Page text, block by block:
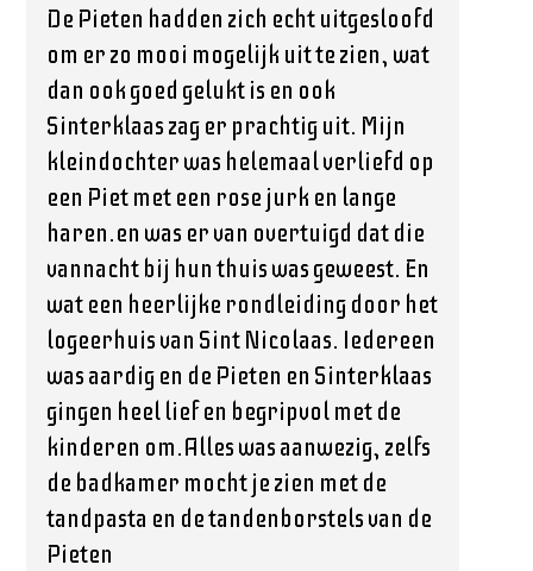
De Pieten hadden zich echt uitgesloofd
om er zo mooi mogelijk uit te zien, wat
dan ook goed gelukt is en ook
Sinterklaas zag er prachtig uit. Mijn
kleindochter was helemaal verliefd op
een Piet met een rose jurk en lange
haren.en was er van overtuigd dat die
vannacht bij hun thuis was geweest. En
wat een heerlijke rondleiding door het
logeerhuis van Sint Nicolaas. Iedereen
was aardig en de Pieten en Sinterklaas
gingen heel lief en begripvol met de
kinderen om.Alles was aanwezig, zelfs
de badkamer mocht je zien met de
tandpasta en de tandenborstels van de
Pieten